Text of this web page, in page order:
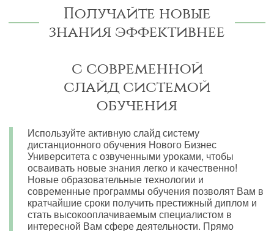
Получайте новые
знания эффективнее
с современной
слайд системой
обучения
Используйте активную слайд систему
дистанционного обучения Нового Бизнес
Университета с озвученными уроками, чтобы
осваивать новые знания легко и качественно!
Новые образовательные технологии и
современные программы обучения позволят Вам в
кратчайшие сроки получить престижный диплом и
стать высокооплачиваемым специалистом в
интересной Вам сфере деятельности. Прямо